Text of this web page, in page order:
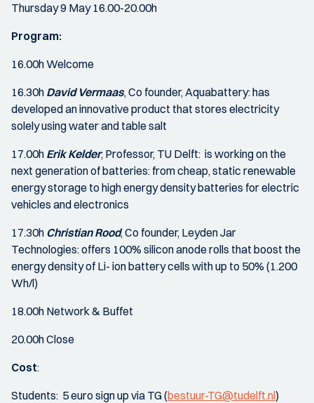
Thursday 9 May 16.00-20.00h
Program:
16.00h Welcome
16.30h David Vermaas, Co founder, Aquabattery: has
developed an innovative product that stores electricity
solely using water and table salt
17.00h Erik Kelder, Professor, TU Delft: is working on the
next generation of batteries: from cheap, static renewable
energy storage to high energy density batteries for electric
vehicles and electronics
17.30h Christian Rood, Co founder, Leyden Jar
Technologies: offers 100% silicon anode rolls that boost the
energy density of Li- ion battery cells with up to 50% (1.200
Wh/l)
18.00h Network & Buffet
20.00h Close
Cost:
Students: 5 euro sign up via TG (bestuur-TG@tudelft.nl)